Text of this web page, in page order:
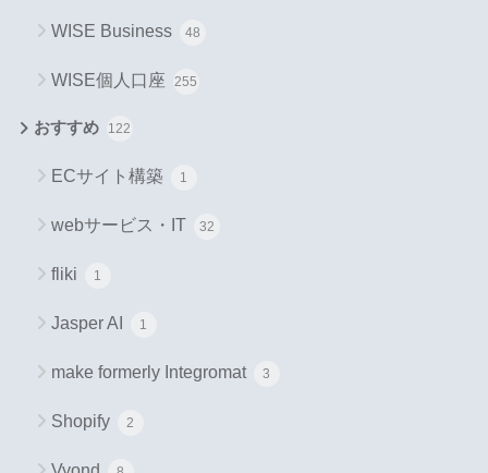
WISE Business 48
WISE個人口座 255
おすすめ 122
ECサイト構築 1
webサービス・IT 32
fliki 1
Jasper AI 1
make formerly Integromat 3
Shopify 2